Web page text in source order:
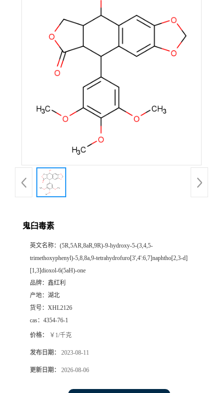
鬼臼毒素
英文名称： (5R,5AR,8aR,9R)-9-hydroxy-5-(3,4,5-
trimethoxyphenyl)-5,8,8a,9-tetrahydrofuro[3',4':6,7]naphtho[2,3-d]
[1,3]dioxol-6(5aH)-one
品牌： 鑫红利
产地： 湖北
货号： XHL2126
cas： 4354-76-1
价格： ￥1/千克
发布日期： 2023-08-11
更新日期： 2026-08-06